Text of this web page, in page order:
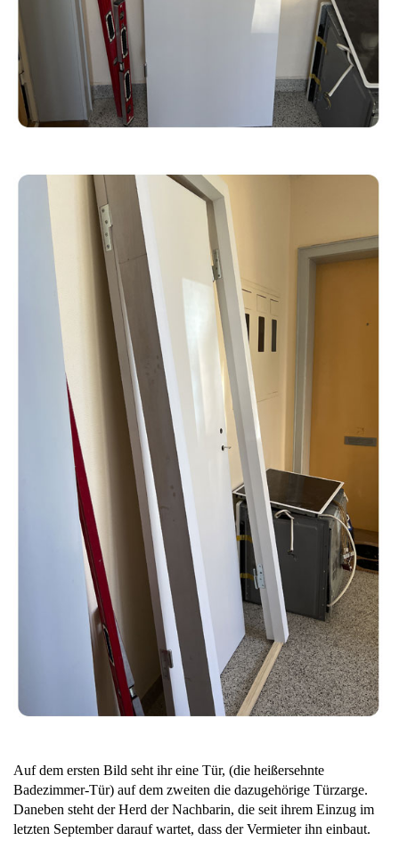
Auf dem ersten Bild seht ihr eine Tür, (die heißersehnte
Badezimmer-Tür) auf dem zweiten die dazugehörige Türzarge.
Daneben steht der Herd der Nachbarin, die seit ihrem Einzug im
letzten September darauf wartet, dass der Vermieter ihn einbaut.